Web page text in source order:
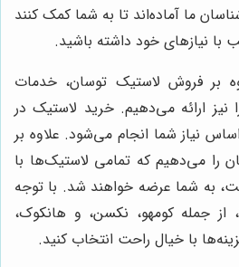
ما آماده‌اند تا به شما کمک کنند
با نیازهای خود داشته باشید.
بر فروش لاستیک توسان، خدمات
نیز ارائه می‌دهیم. خرید لاستیک در
نیاز شما انجام می‌شود. علاوه بر
را می‌دهیم که تمامی لاستیک‌ها با
به شما عرضه خواهند شد. با توجه
از جمله کومهو، نکسن، و هانکوک،
با خیال راحت انتخاب کنید.